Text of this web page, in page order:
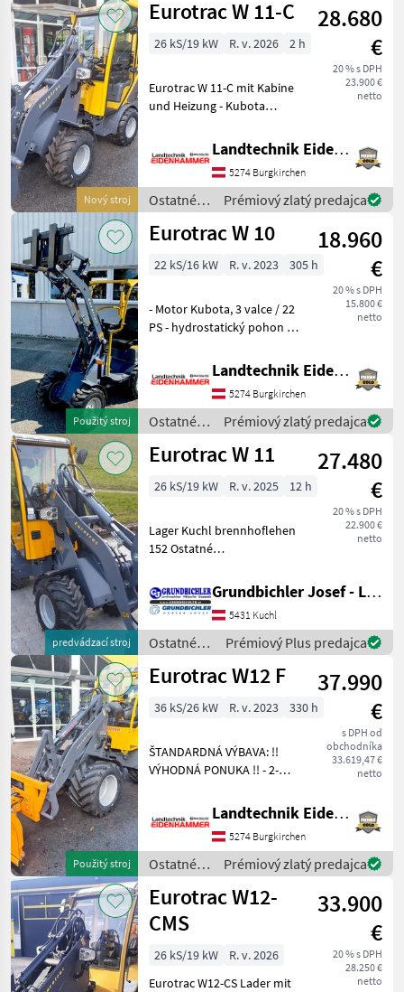
Nový stroj
Eurotrac W 11-C
28.680
€
20 % s DPH
23.900 €
netto
26 kS/19 kW R. v. 2026 2 h
Eurotrac W 11-C mit Kabine
und Heizung - Kubota
Knicklenker mit
hydrostatischem
Allradantrieb -
Hydraulischer Sc
Landtechnik Eidenhammer GmbH
5274 Burgkirchen
Ostatné
poľnohospodárske
silové
Eurotrac
Prémiový zlatý predajca
Použitý stroj
Eurotrac W 10
18.960
€
20 % s DPH
15.800 €
netto
22 kS/16 kW R. v. 2023 305 h
- Motor Kubota, 3 valce / 22
PS - hydrostatický pohon -
hydraulické aretovanie
náradia - 3. okruh - veľmi
BURGKIRCHEN# #ĎA
Landtechnik Eidenhammer GmbH
5274 Burgkirchen
Ostatné
poľnohospodárske
silové
Eurotrac
Prémiový zlatý predajca
predvádzací stroj
Eurotrac W 11
27.480
€
20 % s DPH
22.900 €
netto
26 kS/19 kW R. v. 2025 12 h
Lager Kuchl brennhoflehen
152 Ostatné
stroje Majerské nakladaće
Grundbichler Josef - Landmaschinen
5431 Kuchl
Ostatné
poľnohospodárske
silové
Eurotrac
Prémiový Plus predajca
Použitý stroj
Eurotrac W12 F
37.990
€
s DPH od
obchodníka
33.619,47 €
netto
36 kS/26 kW R. v. 2023 330 h
ŠTANDARDNÁ VÝBAVA: !!
VÝHODNÁ PONUKA !! - 2-
dodatočný hydraulický
okruh ovládateľný
pomocou joysticku (s
výkonom 50 l/min pri 180
bar) - hydraulic
Landtechnik Eidenhammer GmbH
5274 Burgkirchen
Ostatné
poľnohospodárske
silové
stroje /
Eurotrac
Prémiový zlatý predajca
Eurotrac W12-
CMS
33.900
€
20 % s DPH
28.250 €
netto
26 kS/19 kW
R. v. 2026
Eurotrac W12-CS Lader mit